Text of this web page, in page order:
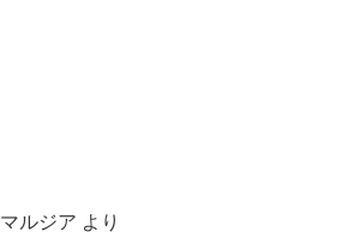
マルジア より